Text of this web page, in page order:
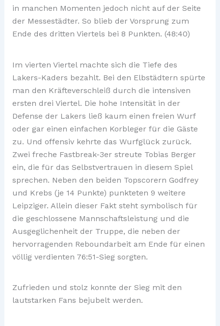
in manchen Momenten jedoch nicht auf der Seite
der Messestädter. So blieb der Vorsprung zum
Ende des dritten Viertels bei 8 Punkten. (48:40)
Im vierten Viertel machte sich die Tiefe des
Lakers-Kaders bezahlt. Bei den Elbstädtern spürte
man den Kräfteverschleiß durch die intensiven
ersten drei Viertel. Die hohe Intensität in der
Defense der Lakers ließ kaum einen freien Wurf
oder gar einen einfachen Korbleger für die Gäste
zu. Und offensiv kehrte das Wurfglück zurück.
Zwei freche Fastbreak-3er streute Tobias Berger
ein, die für das Selbstvertrauen in diesem Spiel
sprechen. Neben den beiden Topscorern Godfrey
und Krebs (je 14 Punkte) punkteten 9 weitere
Leipziger. Allein dieser Fakt steht symbolisch für
die geschlossene Mannschaftsleistung und die
Ausgeglichenheit der Truppe, die neben der
hervorragenden Reboundarbeit am Ende für einen
völlig verdienten 76:51-Sieg sorgten.
Zufrieden und stolz konnte der Sieg mit den
lautstarken Fans bejubelt werden.